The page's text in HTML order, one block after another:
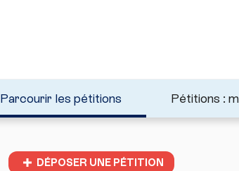
Parcourir les pétitions Pétitions :
DÉPOSER UNE PÉTITION